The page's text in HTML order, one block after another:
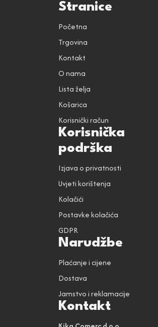
Stranice
Početna
Trgovina
Kontakt
O nama
Lista želja
Košarica
Korisnički račun
Korisnička
podrška
Izjava o privatnosti
Uvjeti korištenja
Kolačići
Postavke kolačića
GDPR
Narudžbe
Plaćanje i cijene
Dostava
Jamstvo i reklamacije
Kontakt